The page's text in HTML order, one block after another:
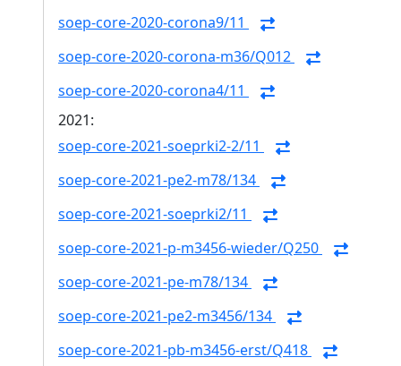
soep-core-2020-corona9/11
soep-core-2020-corona-m36/Q012
soep-core-2020-corona4/11
2021:
soep-core-2021-soeprki2-2/11
soep-core-2021-pe2-m78/134
soep-core-2021-soeprki2/11
soep-core-2021-p-m3456-wieder/Q250
soep-core-2021-pe-m78/134
soep-core-2021-pe2-m3456/134
soep-core-2021-pb-m3456-erst/Q418